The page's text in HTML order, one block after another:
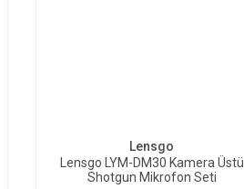
Lensgo
Lensgo LYM-DM30 Kamera Üstü
Shotgun Mikrofon Seti